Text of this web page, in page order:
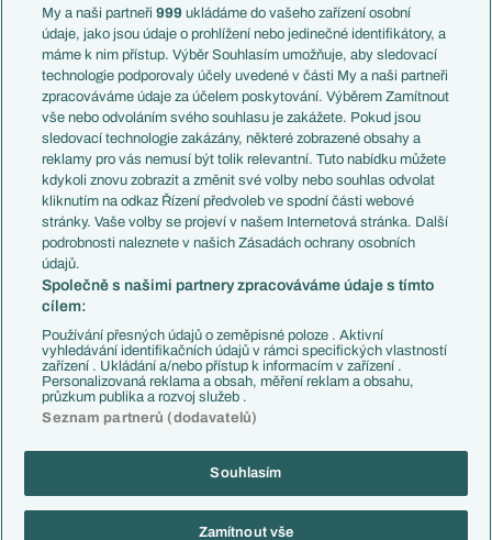
Témata
Představení týmů MS
EuroSkauting
PL v kostce
Evropské koeficienty
Přestupy
Přestupové spekulace
Zranění
Kluby
Arsenal FC
Chelsea FC
Manchester United
AC Milán
Juventus FC
Bayern Mnichov
FC Barcelona
Real Madrid
Francie
Itálie
Německo
Španělsko
Argentina
Brazílie
Přestupy
Zápasy
Livescore
Tipovací soutěž
Copyright © 2001-2026 EuroFotbal.cz. Využíváme zpravodajství ČTK.
Informace o zpracování osobních údajů
My a naši partneři999 ukládáme do vašeho zařízení osobní
údaje, jako jsou údaje o prohlížení nebo jedinečné identifikátory, a
máme k nim přístup. Výběr Souhlasím umožňuje, aby sledovací
technologie podporovaly účely uvedené v části My a naši partneři
zpracováváme údaje za účelem poskytování. Výběrem Zamítnout
vše nebo odvoláním svého souhlasu je zakážete. Pokud jsou
sledovací technologie zakázány, některé zobrazené obsahy a
reklamy pro vás nemusí být tolik relevantní. Tuto nabídku můžete
kdykoli znovu zobrazit a změnit své volby nebo souhlas odvolat
kliknutím na odkaz Řízení předvoleb ve spodní části webové
stránky. Vaše volby se projeví v našem Internetová stránka. Další
podrobnosti naleznete v našich Zásadách ochrany osobních
údajů.
Společně s našimi partnery zpracováváme údaje s tímto
cílem:
Používání přesných údajů o zeměpisné poloze . Aktivní
vyhledávání identifikačních údajů v rámci specifických vlastností
zařízení . Ukládání a/nebo přístup k informacím v zařízení .
Personalizovaná reklama a obsah, měření reklam a obsahu,
průzkum publika a rozvoj služeb .
Seznam partnerů (dodavatelů)
Souhlasím
Zamítnout vše